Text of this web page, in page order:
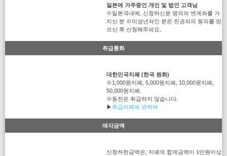
일본에 거주중인 개인 및 법인 고객님
※일본국내에, 신청하신분 명의의 엔계좌를 가
지신 분 ※미성년자인 분은 친권자의 동의를 얻
으신 후 신청해주세요,
취급통화
대한민국지폐 (한국 원화)
※1,000원지폐, 5,000원지폐, 10,000원지폐,
50,000원지폐.
※동전은 취급하지 않습니다.
▶취급지폐에 관하여
매각금액
신청하한금액은, 지폐의 합계금액이 1만원이상